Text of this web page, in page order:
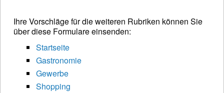
Ihre Vorschläge für die weiteren Rubriken können Sie
über diese Formulare einsenden:
Startseite
Gastronomie
Gewerbe
Shopping